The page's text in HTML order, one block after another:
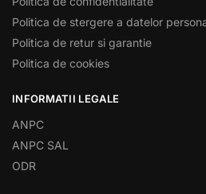
Politica de stergere a datelor
Politica de retur si garantie
Politica de cookies
INFORMATII LEGALE
ANPC
ANPC SAL
ODR